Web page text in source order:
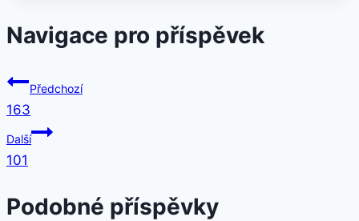
Navigace pro příspěvek
Předchozí
163
Další
101
Podobné příspěvky